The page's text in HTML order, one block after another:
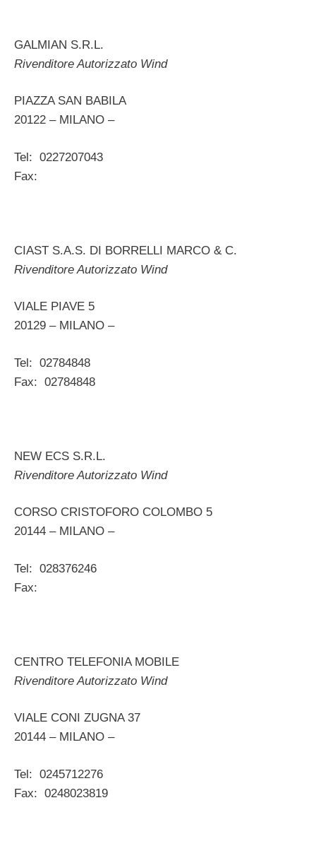
GALMIAN S.R.L.
Rivenditore Autorizzato Wind
PIAZZA SAN BABILA
20122 – MILANO –
Tel: 0227207043
Fax:
CIAST S.A.S. DI BORRELLI MARCO & C.
Rivenditore Autorizzato Wind
VIALE PIAVE 5
20129 – MILANO –
Tel: 02784848
Fax: 02784848
NEW ECS S.R.L.
Rivenditore Autorizzato Wind
CORSO CRISTOFORO COLOMBO 5
20144 – MILANO –
Tel: 028376246
Fax:
CENTRO TELEFONIA MOBILE
Rivenditore Autorizzato Wind
VIALE CONI ZUGNA 37
20144 – MILANO –
Tel: 0245712276
Fax: 0248023819